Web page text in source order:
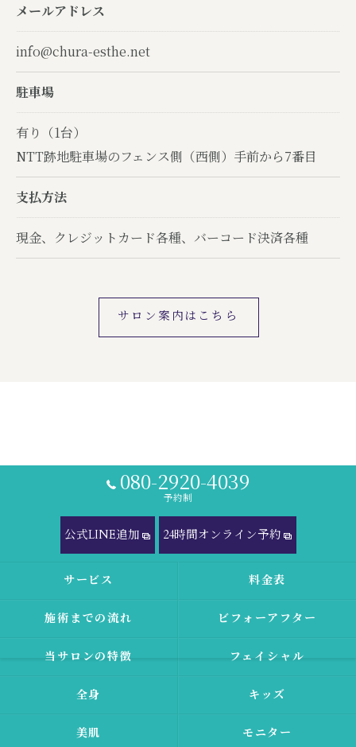
メールアドレス
info@chura-esthe.net
駐車場
有り（1台）
NTT跡地駐車場のフェンス側（西側）手前から7番目
支払方法
現金、クレジットカード各種、バーコード決済各種
サロン案内はこちら
080-2920-4039
予約制
公式LINE追加 24時間オンライン予約
サービス 料金表
施術までの流れ ビフォーアフター
当サロンの特徴 フェイシャル
全身 キッズ
美肌 モニター